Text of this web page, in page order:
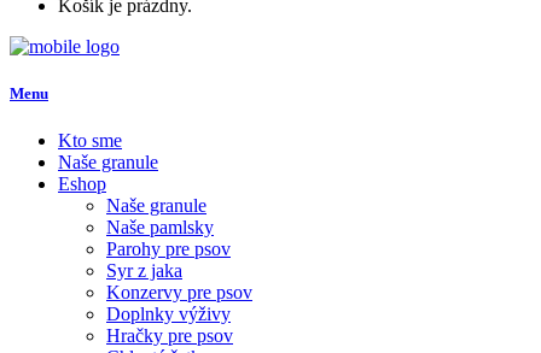
Košík je prázdny.
Menu
Kto sme
Naše granule
Eshop
Naše granule
Naše pamlsky
Parohy pre psov
Syr z jaka
Konzervy pre psov
Doplnky výživy
Hračky pre psov